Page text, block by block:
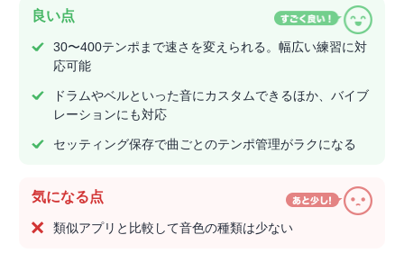
良い点
30〜400テンポまで速さを変えられる。幅広い練習に対
応可能
ドラムやベルといった音にカスタムできるほか、バイブ
レーションにも対応
セッティング保存で曲ごとのテンポ管理がラクになる
気になる点
類似アプリと比較して音色の種類は少ない